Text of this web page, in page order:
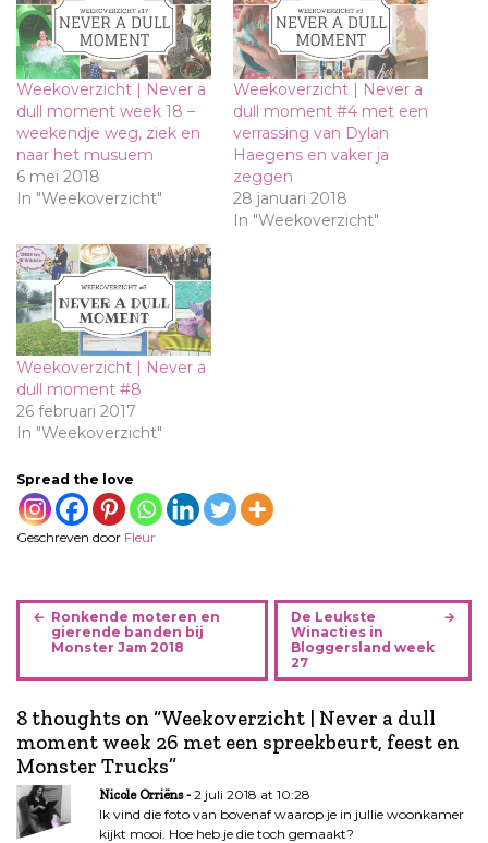
Weekoverzicht | Never a
dull moment week 18 –
weekendje weg, ziek en
naar het musuem
6 mei 2018
In "Weekoverzicht"
Weekoverzicht | Never a
dull moment #4 met een
verrassing van Dylan
Haegens en vaker ja
zeggen
28 januari 2018
In "Weekoverzicht"
Weekoverzicht | Never a
dull moment #8
26 februari 2017
In "Weekoverzicht"
Spread the love
Geschreven door Fleur
B
i
c
h
t
n
a
v
Ronkende moteren en
gierende banden bij
Monster Jam 2018
De Leukste
Winacties in
Bloggersland week
27
8 thoughts on “Weekoverzicht | Never a dull
moment week 26 met een spreekbeurt, feest en
Monster Trucks”
Nicole Orriëns
2 juli 2018 at 10:28
Ik vind die foto van bovenaf waarop je in jullie woonkamer
kijkt mooi. Hoe heb je die toch gemaakt?